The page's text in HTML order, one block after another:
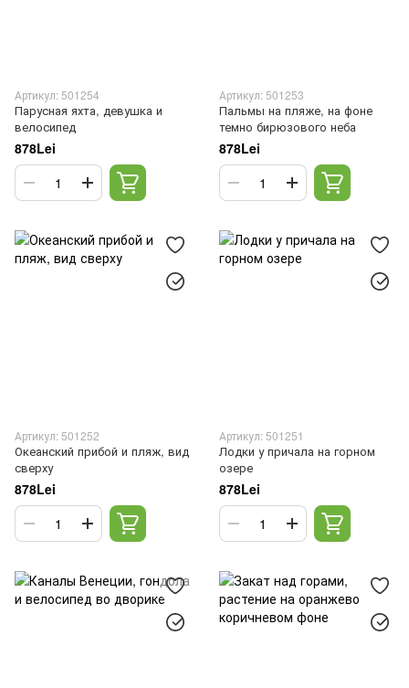
Артикул: 501254
Парусная яхта, девушка и
велосипед
878Lei
Артикул: 501253
Пальмы на пляже, на фоне
темно бирюзового неба
878Lei
Артикул: 501252
Океанский прибой и пляж, вид
сверху
878Lei
Артикул: 501251
Лодки у причала на горном
озере
878Lei